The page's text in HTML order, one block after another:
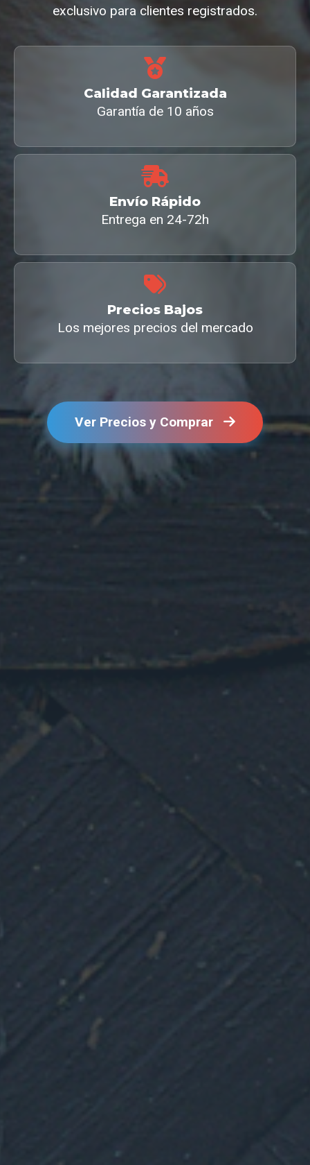
exclusivo para clientes registrados.
Calidad Garantizada
Garantía de 10 años
Envío Rápido
Entrega en 24-72h
Precios Bajos
Los mejores precios del mercado
Ver Precios y Comprar